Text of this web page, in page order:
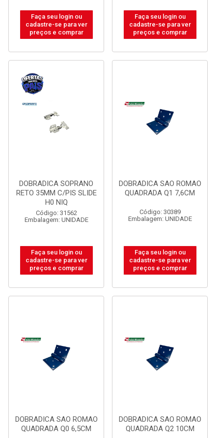
Faça seu login ou
cadastre-se para ver
preços e comprar
Faça seu login ou
cadastre-se para ver
preços e comprar
DOBRADICA SOPRANO
RETO 35MM C/PIS SLIDE
H0 NIQ
Código: 31562
Embalagem: UNIDADE
Faça seu login ou
cadastre-se para ver
preços e comprar
DOBRADICA SAO ROMAO
QUADRADA Q1 7,6CM
Código: 30389
Embalagem: UNIDADE
Faça seu login ou
cadastre-se para ver
preços e comprar
DOBRADICA SAO ROMAO
QUADRADA Q0 6,5CM
DOBRADICA SAO ROMAO
QUADRADA Q2 10CM